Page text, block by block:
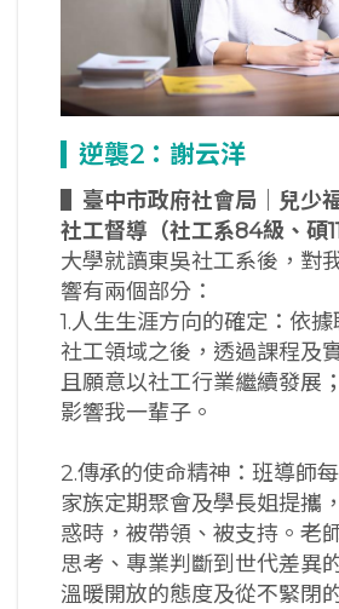
逆襲2 ：謝云洋
臺中市政府社會局｜兒少
社工督導（社工系84級、碩
大學就讀東吳社工系後，對
響有兩個部分：
1.人生生涯方向的確定：依
社工領域之後，透過課程及
且願意以社工行業繼續發展
影響我一輩子。
2.傳承的使命精神：班導師
家族定期聚會及學長姐提攜
惑時，被帶領、被支持。老
思考、專業判斷到世代差異
溫暖開放的態度及從不緊閉